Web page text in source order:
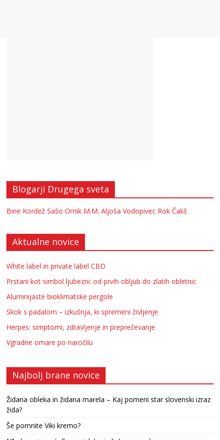
Blogarji Drugega sveta
Bine Kordež Sašo Ornik M.M. Aljoša Vodopivec Rok Čakš
Aktualne novice
White label in private label CBD
Prstani kot simbol ljubezni: od prvih obljub do zlatih obletnic
Aluminijaste bioklimatske pergole
Skok s padalom – izkušnja, ki spremeni življenje
Herpes: simptomi, zdravljenje in preprečevanje
Vgradne omare po naročilu
Najbolj brane novice
Židana obleka in židana marela – Kaj pomeni star slovenski izraz
žida?
Še pomnite Viki kremo?